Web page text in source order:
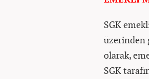
SGK
üzerinden
olarak,
SGK